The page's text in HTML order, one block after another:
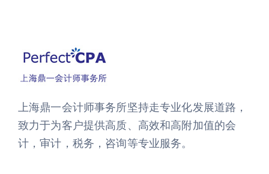
上海鼎一会计师事务所坚持走专业化发展道路，
致力于为客户提供高质、高效和高附加值的会
计，审计，税务，咨询等专业服务。